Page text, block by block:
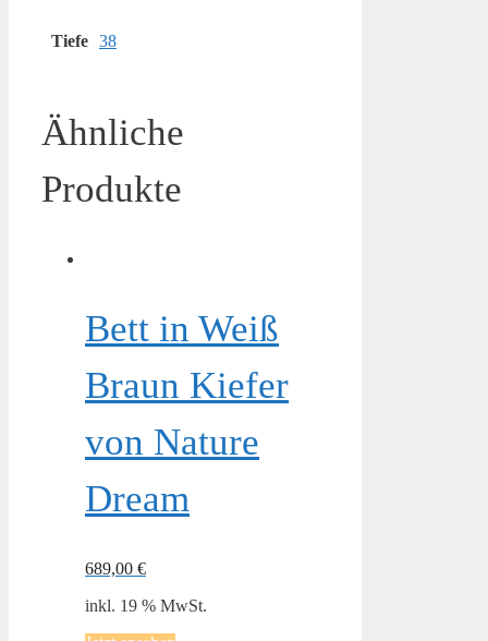
Tiefe 38
Ähnliche
Produkte
Bett in Weiß
Braun Kiefer
von Nature
Dream
689,00 €
inkl. 19 % MwSt.